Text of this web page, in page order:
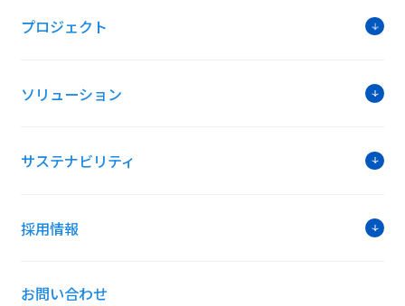
プロジェクト
ソリューション
サステナビリティ
採用情報
お問い合わせ